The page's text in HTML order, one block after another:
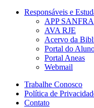
Responsáveis e
APP SANFRA
AVA RJE
Acervo da
Portal do
Portal Aneas
Webmail
Trabalhe Conosco
Política de
Contato